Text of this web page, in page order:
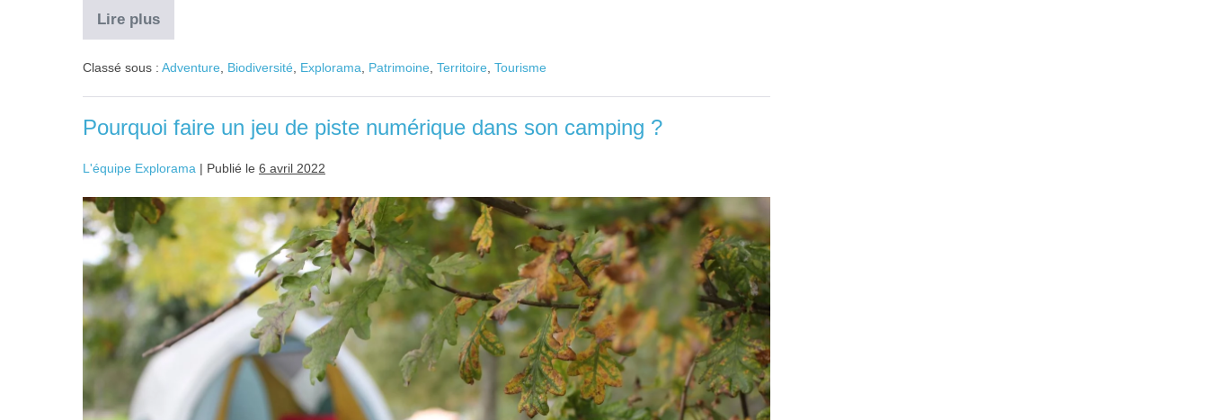
Lire plus
Classé sous : Adventure Biodiversité Explorama Patrimoine Territoire Tourisme
Pourquoi faire un jeu de piste numérique dans son camping ?
L'équipe Explorama | Publié le 6 avril 2022